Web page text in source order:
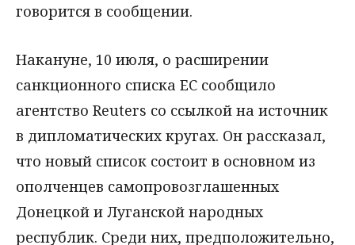
говорится в сообщении.
Накануне, 10 июля, о расширении
санкционного списка ЕС сообщило
агентство Reuters со ссылкой на источник
в дипломатических кругах. Он рассказал,
что новый список состоит в основном из
ополченцев самопровозглашенных
Донецкой и Луганской народных
республик. Среди них, предположительно,